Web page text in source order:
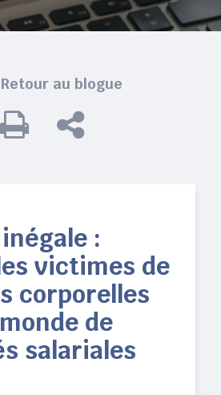
Retour au blogue
:
victimes de
corporelles
de
salariales